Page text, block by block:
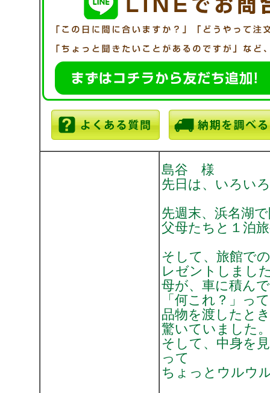
島谷 様
先日は、いろい
先週末、浜名湖
父母たちと１泊
そして、旅館で
レゼントしまし
母が、車に積ん
「何これ？」っ
品物を渡したと
驚いていました
そして、中身を
って
ちょっとウルウ